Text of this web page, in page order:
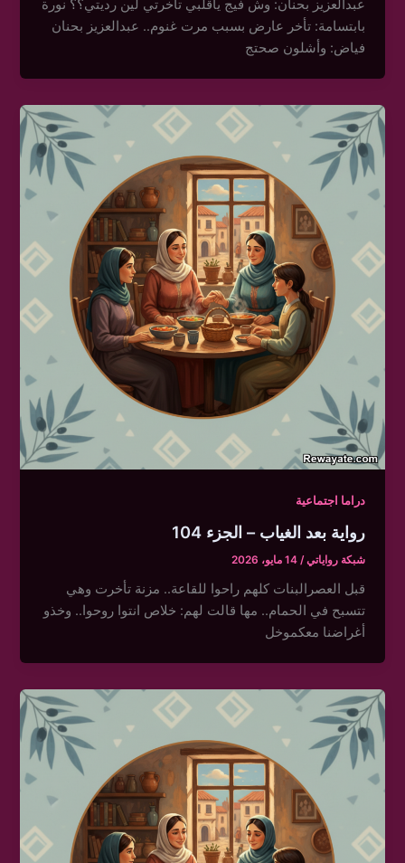
عبدالعزيز بحنان: وش فيج ياقلبي تأخرتي لين رديتي؟؟ نورة
بابتسامة: تأخر عارض بسبب مرت غنوم.. عبدالعزيز بحنان
فياض: وأشلون صحتج
دراما اجتماعية
رواية بعد الغياب – الجزء 104
شبكة رواياتي/14 مايو، 2026
قبل العصرالبنات كلهم راحوا للقاعة.. مزنة تأخرت وهي
تتسبح في الحمام.. مها قالت لهم: خلاص انتوا روحوا.. وخذو
أغراضنا معكموخل